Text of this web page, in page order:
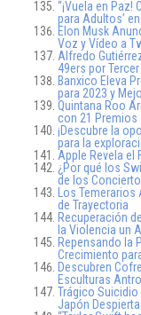
“¡Vuela en
para Adultos’
Elon Musk
Voz y Vídeo a
Alfredo
49ers por
Banxico Eleva
para 2023 y
Quintana Roo
con 21 Premios
¡Descubre la
para la
Apple Revela el
¿Por qué los
de los
Los
de Trayectoria
Recuperación
la Violencia un
Repensando la
Crecimiento
Descubren
Esculturas
Trágico Suicidio
Japón